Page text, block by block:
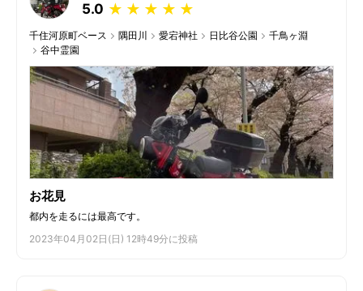
5.0 ★
★
★
★
★
千住河原町ベース 隅田川 愛宕神社 日比谷公園
千鳥ヶ淵
谷中霊園
お花見
都内を走るには最高です。
2023年04月02日(日) 12時49分に投稿